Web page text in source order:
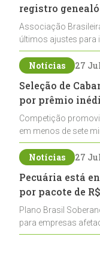
registro
Associação
últimos ajustes para
de registros,
pecuária nacional
Notícias 27
Seleção de
por prêmio
Competição
em menos de sete
cabanhas na
ao laço
Notícias 27
Pecuária está
por pacote de
Plano Brasil
para empresas
inclui a pecuária